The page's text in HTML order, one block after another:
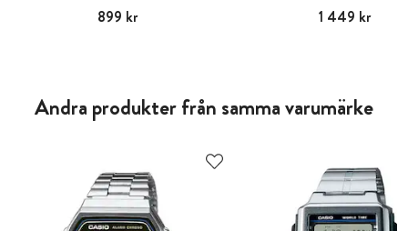
Pris:899 kr
899 kr
Pris :1 449 kr
1 449 kr
Andra produkter från samma varumärke